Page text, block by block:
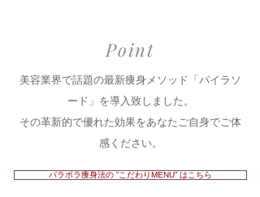
​Point
​美容業界で話題の最新痩身メソッド「パイラソ
ード」を導入致しました。
​その革新的で優れた効果をあなたご自身でご体
感ください。
パラボラ痩身法の ”こだわりMENU” はこちら